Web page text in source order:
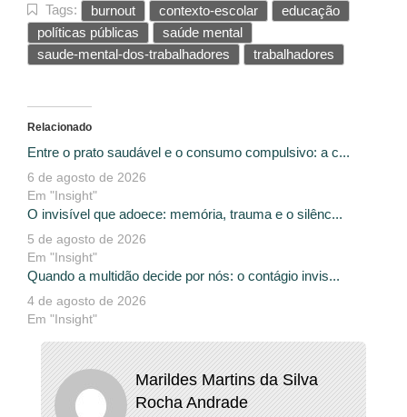
Tags: burnout contexto-escolar
educação
políticas públicas
saúde mental
saude-mental-dos-trabalhadores
trabalhadores
Relacionado
Entre o prato saudável e o consumo compulsivo: a c...
6 de agosto de 2026
Em "Insight"
O invisível que adoece: memória, trauma e o silênc...
5 de agosto de 2026
Em "Insight"
Quando a multidão decide por nós: o contágio invis...
4 de agosto de 2026
Em "Insight"
Marildes Martins da Silva
Rocha Andrade